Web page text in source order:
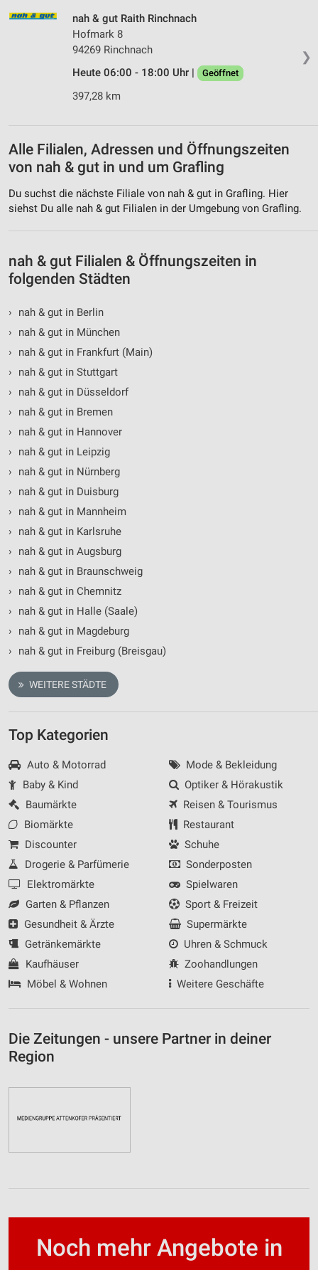
❯
nah & gut Raith Rinchnach
Hofmark 8
94269 Rinchnach
Heute 06:00 - 18:00 Uhr |
Geöffnet
397,28 km
Alle Filialen, Adressen und Öffnungszeiten
von nah & gut in und um Grafling
Du suchst die nächste Filiale von nah & gut in Grafling. Hier
siehst Du alle nah & gut Filialen in der Umgebung von Grafling.
nah & gut Filialen & Öffnungszeiten in
folgenden Städten
›
nah & gut in Berlin
›
nah & gut in München
›
nah & gut in Frankfurt (Main)
›
nah & gut in Stuttgart
›
nah & gut in Düsseldorf
›
nah & gut in Bremen
›
nah & gut in Hannover
›
nah & gut in Leipzig
›
nah & gut in Nürnberg
›
nah & gut in Duisburg
›
nah & gut in Mannheim
›
nah & gut in Karlsruhe
›
nah & gut in Augsburg
›
nah & gut in Braunschweig
›
nah & gut in Chemnitz
›
nah & gut in Halle (Saale)
›
nah & gut in Magdeburg
›
nah & gut in Freiburg (Breisgau)
WEITERE STÄDTE
Top Kategorien
Auto & Motorrad
Baby & Kind
Baumärkte
Biomärkte
Discounter
Drogerie & Parfümerie
Elektromärkte
Garten & Pflanzen
Gesundheit & Ärzte
Getränkemärkte
Kaufhäuser
Möbel & Wohnen
Mode & Bekleidung
Optiker & Hörakustik
Reisen & Tourismus
Restaurant
Schuhe
Sonderposten
Spielwaren
Sport & Freizeit
Supermärkte
Uhren & Schmuck
Zoohandlungen
Weitere Geschäfte
Die Zeitungen - unsere Partner in deiner
Region
Noch mehr Angebote in
Werbung